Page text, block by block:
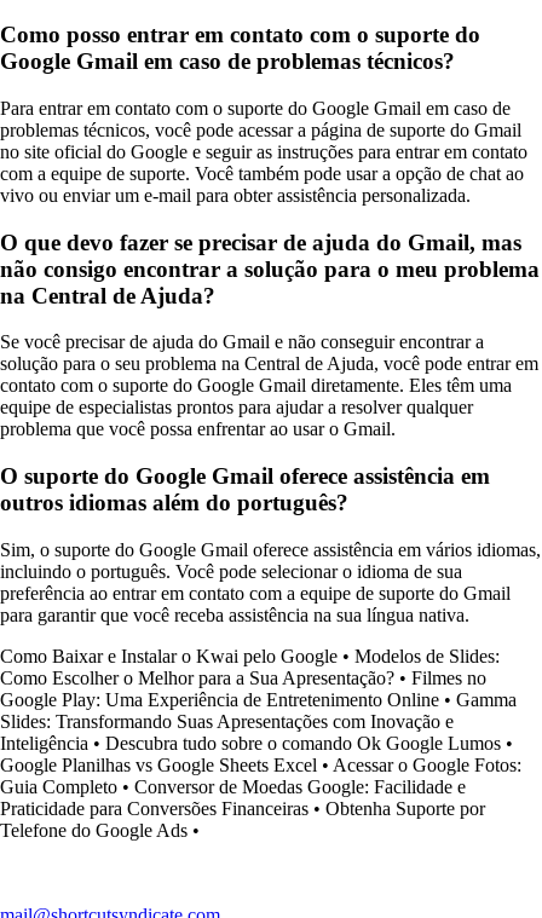
Como posso entrar em contato com o suporte do
Google Gmail em caso de problemas técnicos?
Para entrar em contato com o suporte do Google Gmail em caso de
problemas técnicos, você pode acessar a página de suporte do Gmail
no site oficial do Google e seguir as instruções para entrar em contato
com a equipe de suporte. Você também pode usar a opção de chat ao
vivo ou enviar um e-mail para obter assistência personalizada.
O que devo fazer se precisar de ajuda do Gmail, mas
não consigo encontrar a solução para o meu problema
na Central de Ajuda?
Se você precisar de ajuda do Gmail e não conseguir encontrar a
solução para o seu problema na Central de Ajuda, você pode entrar em
contato com o suporte do Google Gmail diretamente. Eles têm uma
equipe de especialistas prontos para ajudar a resolver qualquer
problema que você possa enfrentar ao usar o Gmail.
O suporte do Google Gmail oferece assistência em
outros idiomas além do português?
Sim, o suporte do Google Gmail oferece assistência em vários idiomas,
incluindo o português. Você pode selecionar o idioma de sua
preferência ao entrar em contato com a equipe de suporte do Gmail
para garantir que você receba assistência na sua língua nativa.
Como Baixar e Instalar o Kwai pelo Google • Modelos de Slides:
Como Escolher o Melhor para a Sua Apresentação? • Filmes no
Google Play: Uma Experiência de Entretenimento Online • Gamma
Slides: Transformando Suas Apresentações com Inovação e
Inteligência • Descubra tudo sobre o comando Ok Google Lumos •
Google Planilhas vs Google Sheets Excel • Acessar o Google Fotos:
Guia Completo • Conversor de Moedas Google: Facilidade e
Praticidade para Conversões Financeiras • Obtenha Suporte por
Telefone do Google Ads •